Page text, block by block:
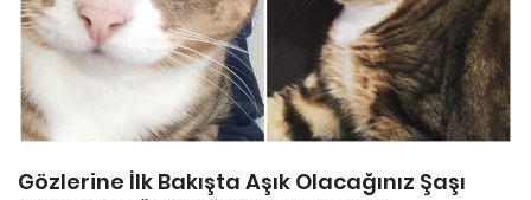
Gözlerine İlk Bakışta Aşık Olacağınız Şaşı